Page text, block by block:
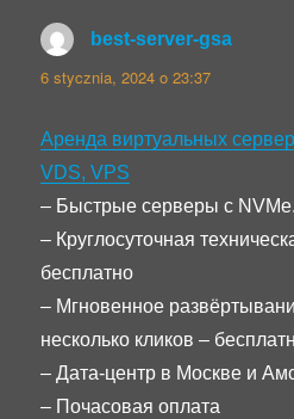
best-server-gsa
6 stycznia, 2024 o 23:37
Аренда виртуальных
VDS, VPS
– Быстрые серверы с NVMe.
– Круглосуточная
бесплатно
– Мгновенное
несколько кликов –
– Дата-центр в Москве и
– Почасовая оплата